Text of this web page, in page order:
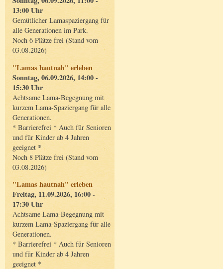
13:00 Uhr
Gemütlicher Lamaspaziergang für
alle Generationen im Park.
Noch 6 Plätze frei (Stand vom
03.08.2026)
"Lamas hautnah" erleben
Sonntag, 06.09.2026, 14:00 -
15:30 Uhr
Achtsame Lama-Begegnung mit
kurzem Lama-Spaziergang für alle
Generationen.
* Barrierefrei * Auch für Senioren
und für Kinder ab 4 Jahren
geeignet *
Noch 8 Plätze frei (Stand vom
03.08.2026)
"Lamas hautnah" erleben
Freitag, 11.09.2026, 16:00 -
17:30 Uhr
Achtsame Lama-Begegnung mit
kurzem Lama-Spaziergang für alle
Generationen.
* Barrierefrei * Auch für Senioren
und für Kinder ab 4 Jahren
geeignet *